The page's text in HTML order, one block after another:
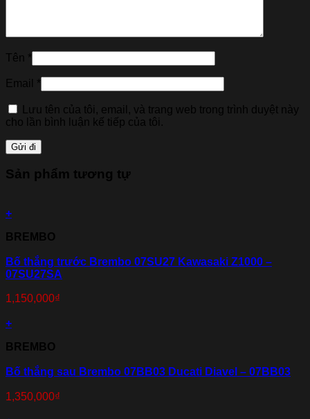
Tên *
Email *
Lưu tên của tôi, email, và trang web trong trình duyệt này
cho lần bình luận kế tiếp của tôi.
Sản phẩm tương tự
+
BREMBO
Bố thắng trước Brembo 07SU27 Kawasaki Z1000 –
07SU27SA
1,150,000₫
+
BREMBO
Bố thắng sau Brembo 07BB03 Ducati Diavel – 07BB03
1,350,000₫